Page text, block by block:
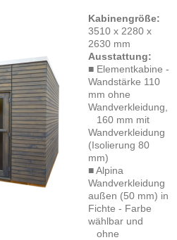
Kabinengröße:
3510 x 2280 x
2630 mm
Ausstattung:
■ Elementkabine -
Wandstärke 110
mm ohne
Wandverkleidung,
160 mm mit
Wandverkleidung
(Isolierung 80
mm)
■ Alpina
Wandverkleidung
außen (50 mm) in
Fichte - Farbe
wählbar und
ohne